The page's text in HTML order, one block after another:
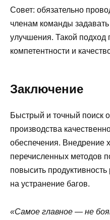
Совет: обязательно
членам команды
улучшения. Такой
компетентности и
Заключение
Быстрый и точный поиск
производства
обеспечения. Внедрение
перечисленных методов
повысить
на устранение багов.
«Самое главное — не